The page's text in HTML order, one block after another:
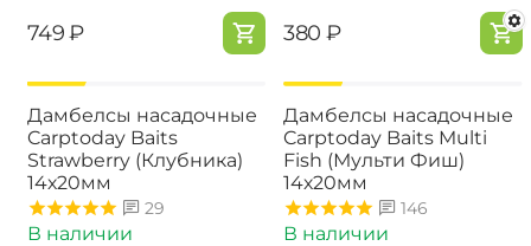
‍749‍ ₽ ‍380‍ ₽
Дамбелсы насадочные
Carptoday Baits
Strawberry (Клубника)
14х20мм
29
В наличии
Дамбелсы насадочные
Carptoday Baits Multi
Fish (Мульти Фиш)
14х20мм
146
В наличии